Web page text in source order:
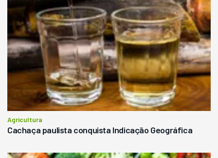
Agricultura
Cachaça paulista conquista Indicação Geográfica